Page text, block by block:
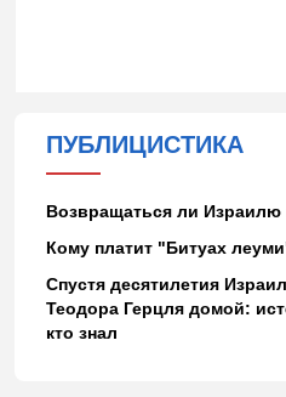
ПУБЛИЦИСТИКА
Возвращаться ли Израилю
Кому платит "Битуах
Спустя десятилетия
Теодора Герцля домой:
кто знал